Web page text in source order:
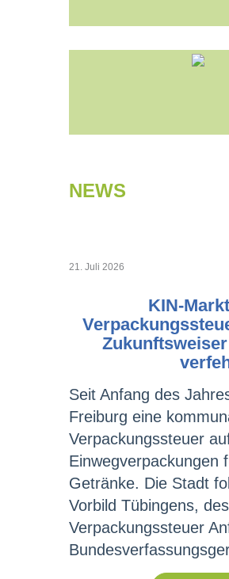
NEWS
21. Juli 2026
KIN-
Seit Anfang des
Freiburg eine
Verpackungssteuer
Einwegverpackungen
Getränke. Die Stadt
Vorbild Tübingens,
Verpackungssteuer